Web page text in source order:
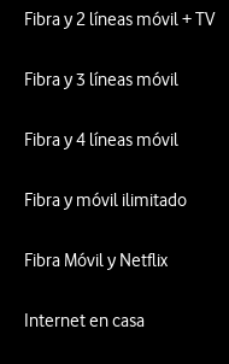
Fibra y 2 líneas móvil + TV
Fibra y 3 líneas móvil
Fibra y 4 líneas móvil
Fibra y móvil ilimitado
Fibra Móvil y Netflix
Internet en casa